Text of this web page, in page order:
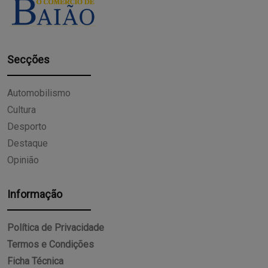
Secções
Automobilismo
Cultura
Desporto
Destaque
Opinião
Informação
Política de Privacidade
Termos e Condições
Ficha Técnica